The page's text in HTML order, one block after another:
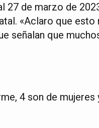
27 de marzo de
«Aclaro que
señalan que
4 son de mujeres